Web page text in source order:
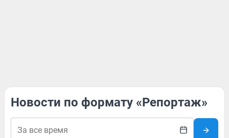
Новости по формату «Репортаж»